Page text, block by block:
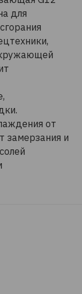
для
от
замерзания и